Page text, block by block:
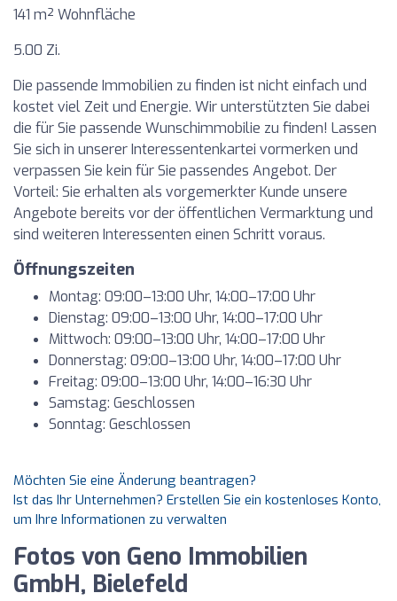
141 m² Wohnfläche
5.00 Zi.
Die passende Immobilien zu finden ist nicht einfach und
kostet viel Zeit und Energie. Wir unterstützten Sie dabei
die für Sie passende Wunschimmobilie zu finden! Lassen
Sie sich in unserer Interessentenkartei vormerken und
verpassen Sie kein für Sie passendes Angebot. Der
Vorteil: Sie erhalten als vorgemerkter Kunde unsere
Angebote bereits vor der öffentlichen Vermarktung und
sind weiteren Interessenten einen Schritt voraus.
Öffnungszeiten
Montag: 09:00–13:00 Uhr, 14:00–17:00 Uhr
Dienstag: 09:00–13:00 Uhr, 14:00–17:00 Uhr
Mittwoch: 09:00–13:00 Uhr, 14:00–17:00 Uhr
Donnerstag: 09:00–13:00 Uhr, 14:00–17:00 Uhr
Freitag: 09:00–13:00 Uhr, 14:00–16:30 Uhr
Samstag: Geschlossen
Sonntag: Geschlossen
Möchten Sie eine Änderung beantragen?
Ist das Ihr Unternehmen? Erstellen Sie ein kostenloses Konto,
um Ihre Informationen zu verwalten
Fotos von Geno Immobilien
GmbH, Bielefeld